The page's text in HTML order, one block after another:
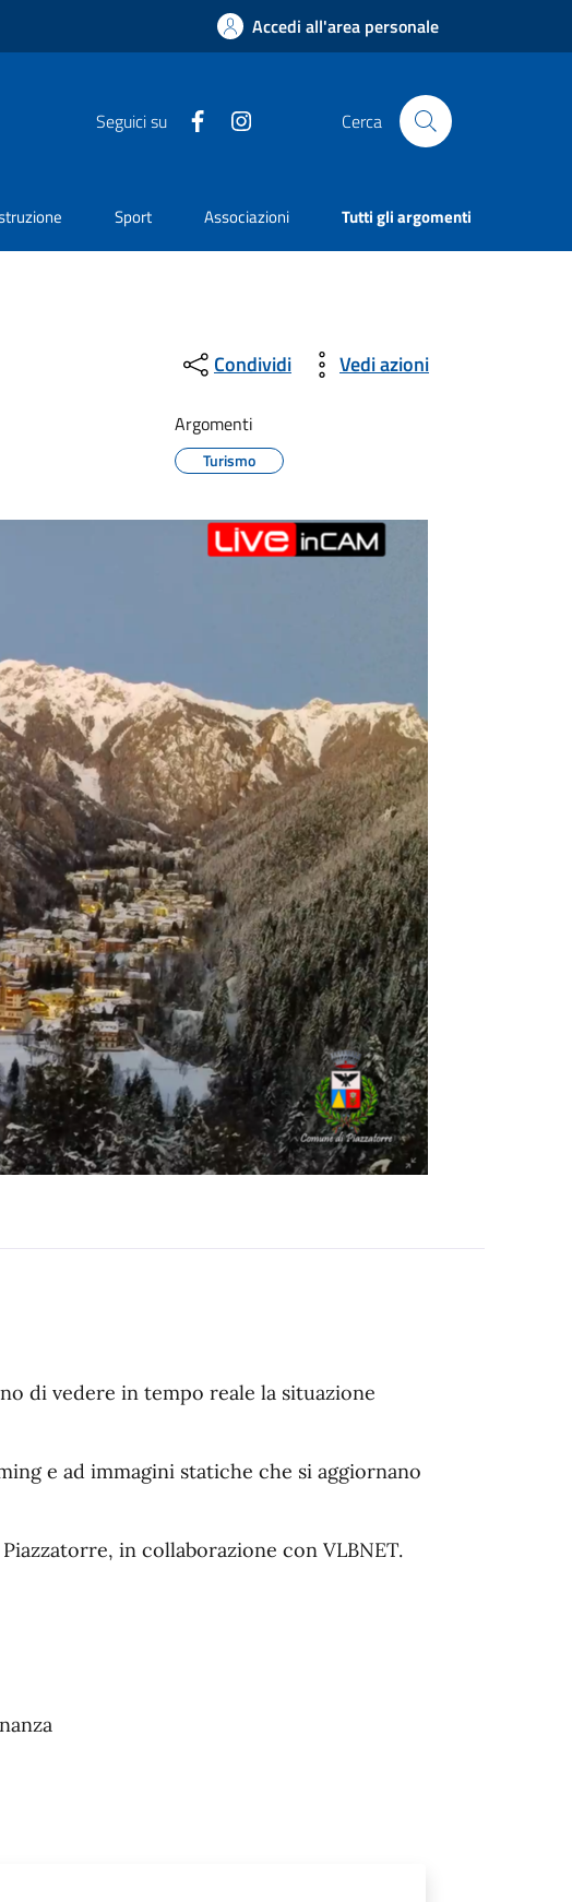
Accedi all'area personale
Seguici su Facebook Cerca
Sport Associazioni Tutti gli argomenti
Condividi Vedi azioni
Argomenti
Turismo
di vedere in tempo reale la situazione
e ad immagini statiche che si aggiornano
in collaborazione con VLBNET.